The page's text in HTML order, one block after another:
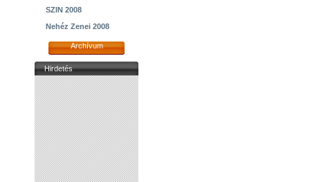
SZIN 2008
Nehéz Zenei 2008
Archívum
Hirdetés